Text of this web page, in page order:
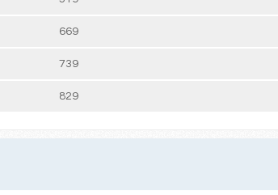
669
739
829